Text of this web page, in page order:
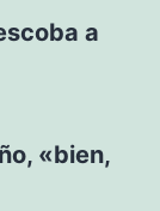
a
«bien,